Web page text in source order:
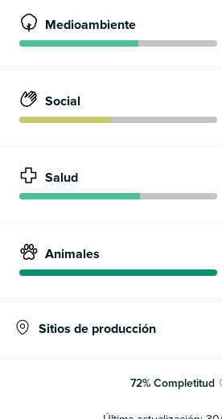
Medioambiente
Social
Salud
Animales
Sitios de producción
72%Completitud